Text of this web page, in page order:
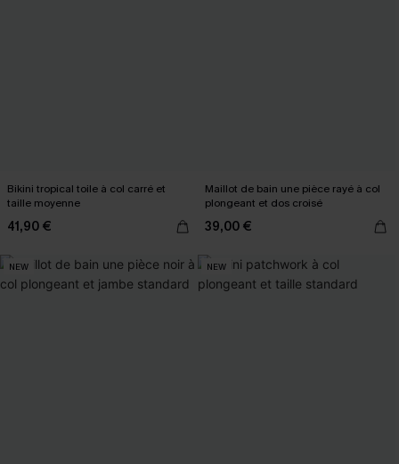
Bikini tropical toile à col carré et
taille moyenne
41,90 €
Maillot de bain une pièce rayé à col
plongeant et dos croisé
39,00 €
NEW NEW